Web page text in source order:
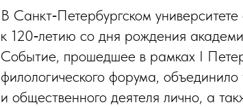
В Санкт‑Петербургском
к 120‑летию со дня рождения
Событие, прошедшее в рамках I
филологического форума,
и общественного деятеля лично, а